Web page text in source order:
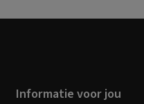
Informatie voor jou